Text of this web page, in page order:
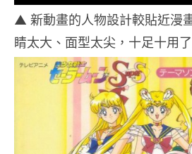
▲ 新動畫的人物設計較貼近漫
睛太大、面型太尖，十足十用